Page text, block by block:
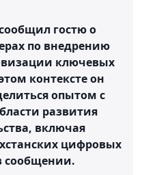
гостю о
по внедрению
ключевых
контексте он
опытом с
развития
включая
цифровых
сообщении.